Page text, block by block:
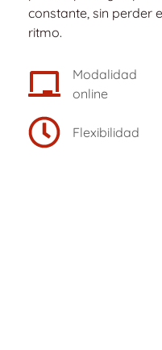
constante, sin perder
ritmo.
Modalidad
online
Flexibilidad